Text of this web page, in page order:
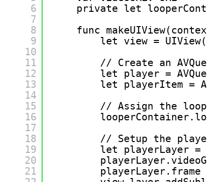
6
7
8
9
10
11
12
13
14
15
16
17
18
19
20
21
private let
func
let view =
// Create an
let player =
let playerItem =
// Assign the
// Setup the player
let playerLayer =
playerLayer.frame =